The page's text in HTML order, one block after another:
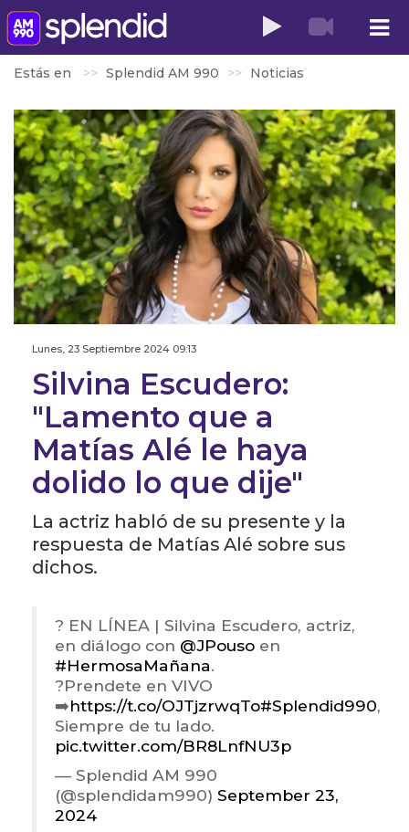
Estás en Splendid AM 990 Noticias
Lunes, 23 Septiembre 2024 09:13
Silvina Escudero:
"Lamento que a
Matías Alé le haya
dolido lo que dije"
La actriz habló de su presente y la
respuesta de Matías Alé sobre sus
dichos.
? EN LÍNEA | Silvina Escudero, actriz,
en diálogo con @JPouso en
#HermosaMañana.
?Prendete en VIVO
➡️https://t.co/OJTjzrwqTo#Splendid990,
Siempre de tu lado.
pic.twitter.com/BR8LnfNU3p
— Splendid AM 990
(@splendidam990) September 23,
2024